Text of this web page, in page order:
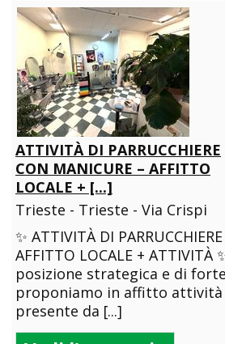
ATTIVITÀ DI PARRUCCHIERE
CON MANICURE – AFFITTO
LOCALE + [...]
Trieste - Trieste - Via Crispi
✨ ATTIVITÀ DI
AFFITTO LOCALE + ATTIVITÀ
posizione strategica e di
proponiamo in affitto
presente da [...]